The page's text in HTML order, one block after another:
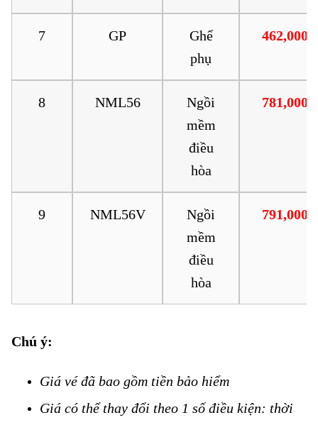
7 GP
Ghế
phụ
462,000
8 NML56
Ngồi
mềm
điều
hòa
781,000
9 NML56V
Ngồi
mềm
điều
hòa
791,000
Chú ý:
Giá vé đã bao gồm tiền bảo hiểm
Giá có thể thay đổi theo 1 số điều kiện: thời